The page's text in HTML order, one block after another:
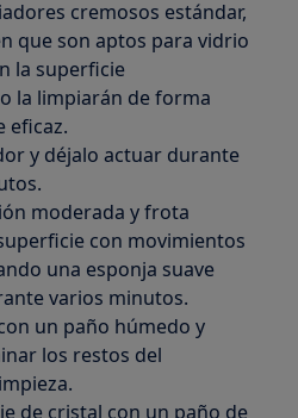
cremosos estándar,
que son aptos para vidrio
la superficie
la limpiarán de forma
eficaz.
y déjalo actuar durante
moderada y frota
con movimientos
una esponja suave
varios minutos.
un paño húmedo y
los restos del
de cristal con un paño de